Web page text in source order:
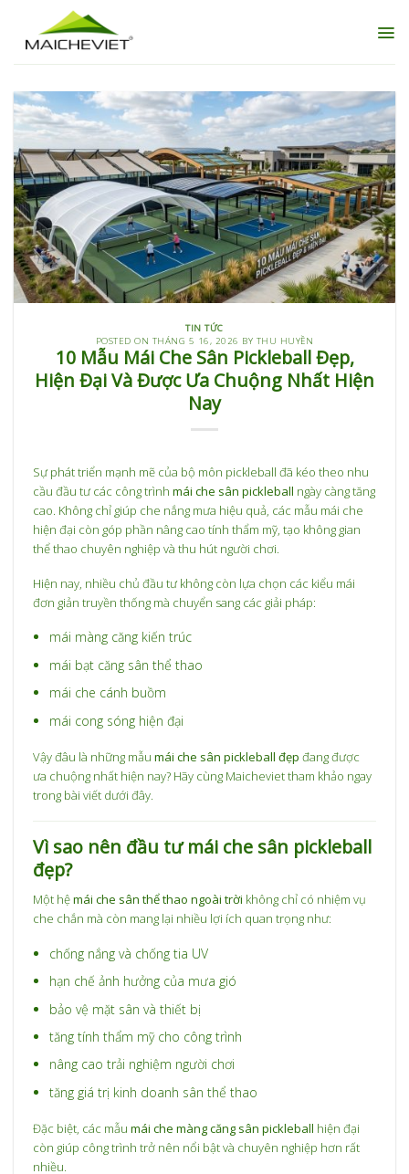
content
TIN TỨC
POSTED ON THÁNG 5 16, 2026 BY THU HUYỀN
10 Mẫu Mái Che Sân Pickleball Đẹp,
Hiện Đại Và Được Ưa Chuộng Nhất Hiện
Nay
Sự phát triển mạnh mẽ của bộ môn pickleball đã kéo theo nhu
cầu đầu tư các công trìnhmái che sân pickleball ngày càng tăng
cao. Không chỉ giúp che nắng mưa hiệu quả, các mẫu mái che
hiện đại còn góp phần nâng cao tính thẩm mỹ, tạo không gian
thể thao chuyên nghiệp và thu hút người chơi.
Hiện nay, nhiều chủ đầu tư không còn lựa chọn các kiểu mái
đơn giản truyền thống mà chuyển sang các giải pháp:
mái màng căng kiến trúc
mái bạt căng sân thể thao
mái che cánh buồm
mái cong sóng hiện đại
Vậy đâu là những mẫumái che sân pickleball đẹp đang được
ưa chuộng nhất hiện nay? Hãy cùng Maicheviet tham khảo ngay
trong bài viết dưới đây.
Vì sao nên đầu tư mái che sân pickleball
đẹp?
Một hệmái che sân thể thao ngoài trời không chỉ có nhiệm vụ
che chắn mà còn mang lại nhiều lợi ích quan trọng như:
chống nắng và chống tia UV
hạn chế ảnh hưởng của mưa gió
bảo vệ mặt sân và thiết bị
tăng tính thẩm mỹ cho công trình
nâng cao trải nghiệm người chơi
tăng giá trị kinh doanh sân thể thao
Đặc biệt, các mẫumái che màng căng sân pickleball hiện đại
còn giúp công trình trở nên nổi bật và chuyên nghiệp hơn rất
nhiều.